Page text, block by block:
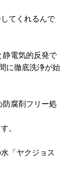
てくれるんで
電気的反発で
に徹底洗浄が始
腐剤フリー処
。
「ヤクジョス